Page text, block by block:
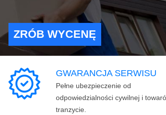
ZRÓB WYCENĘ
GWARANCJA SERWISU
Pełne ubezpieczenie od
odpowiedzialności cywilnej i
tranzycie.